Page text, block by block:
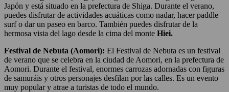
Japón y está situado en la prefectura de Shiga. Durante el verano,
puedes disfrutar de actividades acuáticas como nadar, hacer paddle
surf o dar un paseo en barco. También puedes disfrutar de la
hermosa vista del lago desde la cima del monte Hiei.
Festival de Nebuta (Aomori): El Festival de Nebuta es un festival
de verano que se celebra en la ciudad de Aomori, en la prefectura de
Aomori. Durante el festival, enormes carrozas adornadas con figuras
de samuráis y otros personajes desfilan por las calles. Es un evento
muy popular y atrae a turistas de todo el mundo.